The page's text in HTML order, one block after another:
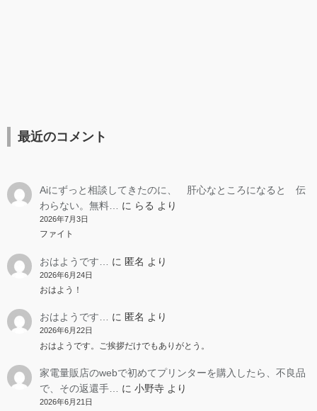
最近のコメント
Aiにずっと相談してきたのに、 肝心なところになると 伝
わらない。無料…
に らる より
2026年7月3日
ファイト
おはようです… に 匿名 より
2026年6月24日
おはよう！
おはようです… に 匿名 より
2026年6月22日
おはようです。ご挨拶だけでもありがとう。
家電量販店のwebで初めてプリンターを購入したら、不良品
で、その返還手…
に 小野寺より
2026年6月21日